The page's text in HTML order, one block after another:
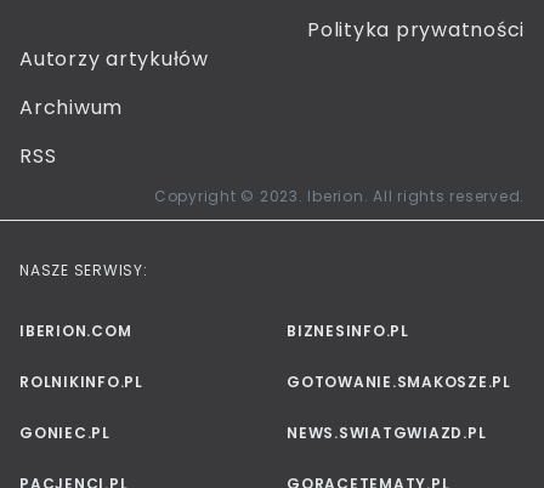
Polityka prywatności
Autorzy artykułów
Archiwum
RSS
Copyright © 2023. Iberion. All rights reserved.
NASZE SERWISY:
IBERION.COM BIZNESINFO.PL
ROLNIKINFO.PL GOTOWANIE.SMAKOSZE.PL
GONIEC.PL NEWS.SWIATGWIAZD.PL